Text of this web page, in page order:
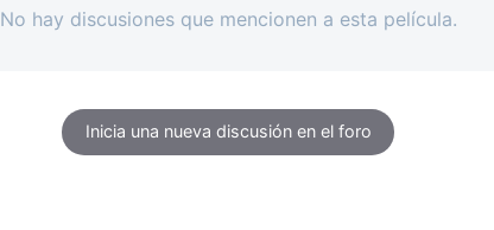
No hay discusiones que mencionen a esta película.
Inicia una nueva discusión en el foro